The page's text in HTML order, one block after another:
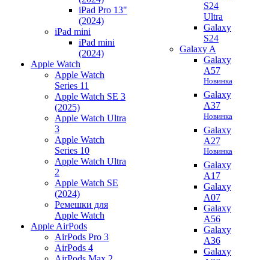
iPad Pro 13"
(2024)
iPad mini
iPad mini
(2024)
Apple Watch
Apple Watch
Series 11
Apple Watch SE 3
(2025)
Apple Watch Ultra
3
Apple Watch
Series 10
Apple Watch Ultra
2
Apple Watch SE
(2024)
Ремешки для
Apple Watch
Apple AirPods
AirPods Pro 3
AirPods 4
S24
Ultra
Galaxy
S24
Galaxy A
Galaxy
A57
Новинка
Galaxy
A37
Новинка
Galaxy
A27
Новинка
Galaxy
A17
Galaxy
A07
Galaxy
A56
Galaxy
A36
Galaxy